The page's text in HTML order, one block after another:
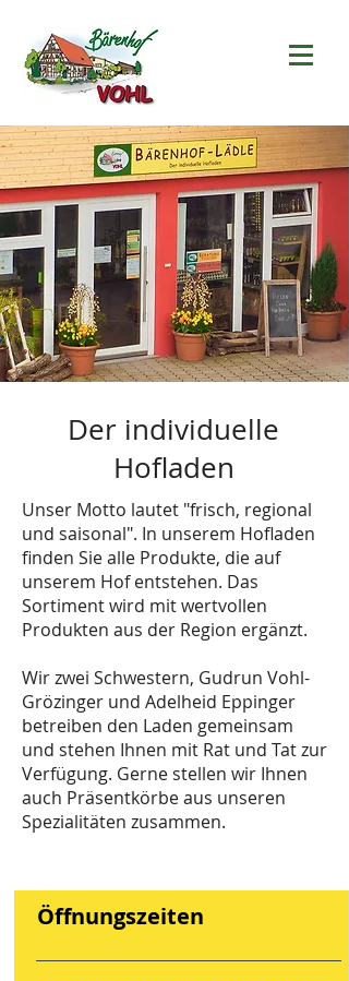
Der individuelle
Hofladen
Unser Motto lautet "frisch, regional
und saisonal". In unserem Hofladen
finden Sie alle Produkte, die auf
unserem Hof entstehen. Das
Sortiment wird mit wertvollen
Produkten aus der Region ergänzt.
Wirzwei Schwestern, Gudrun Vohl-
Grözinger und Adelheid Eppinger
betreiben den Laden gemeinsam
und stehen Ihnen mit Rat und Tat zur
Verfügung. Gerne stellen wir Ihnen
auch Präsentkörbe aus unseren
Spezialitäten zusammen.
Öffnungszeiten